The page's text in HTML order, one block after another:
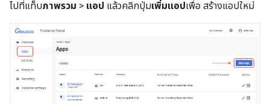
ไปที่แท็บภาพรวม > แอป แล้วคลิกปุ่มเพิ่มแอปเพื่อ สร้างแอปใหม่